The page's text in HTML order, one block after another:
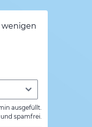
wenigen
ausgefüllt.
spamfrei.